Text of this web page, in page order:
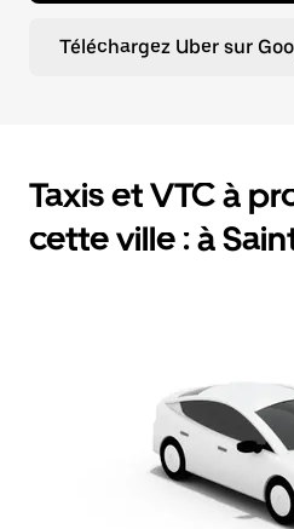
Téléchargez Uber sur
Taxis et VTC à
cette ville : à